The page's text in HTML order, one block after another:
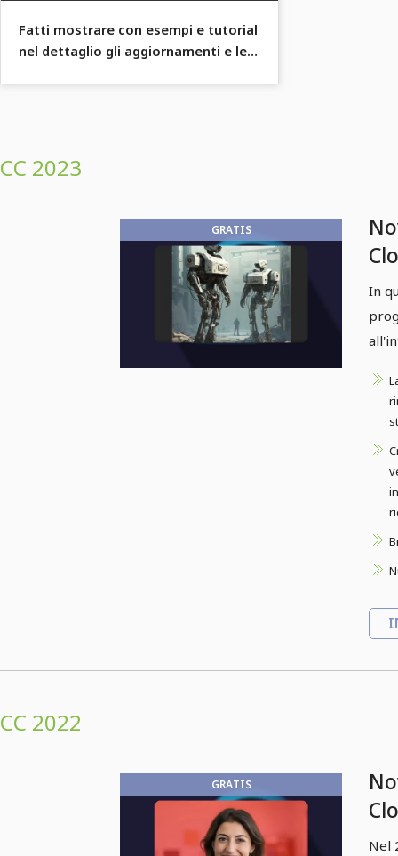
Fatti mostrare con esempi e tutorial
nel dettaglio gli aggiornamenti e le
CC 2023
GRATIS
In
CC 2022
GRATIS
Nel